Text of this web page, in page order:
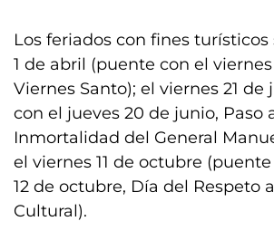
Los feriados con fines turísticos
1 de abril (puente con el
Viernes Santo); el viernes 21
con el jueves 20 de junio, Paso
Inmortalidad del General
el viernes 11 de octubre
12 de octubre, Día del Respeto
Cultural).